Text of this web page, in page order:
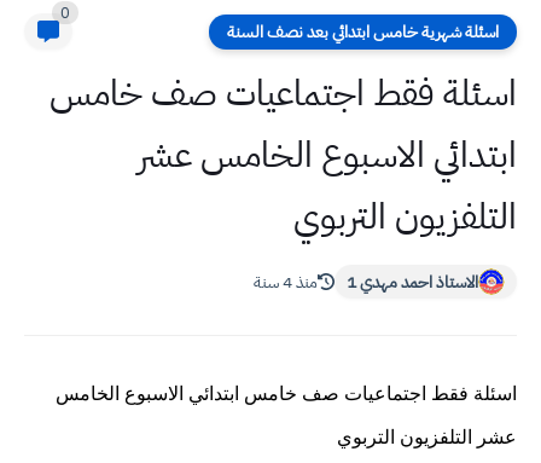
اسئلة شهرية خامس ابتدائي بعد نصف السنة
0
اسئلة فقط اجتماعيات صف خامس
ابتدائي الاسبوع الخامس عشر
التلفزيون التربوي
الاستاذ احمد مهدي 1 منذ 4 سنة
اسئلة فقط اجتماعيات صف خامس ابتدائي الاسبوع الخامس
عشر التلفزيون التربوي